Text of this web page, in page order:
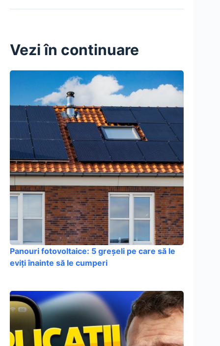
Vezi în continuare
Panouri fotovoltaice: 5 greșeli pe care să le
eviți înainte să le cumperi